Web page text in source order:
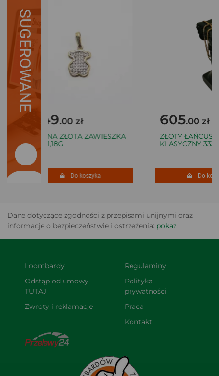
SUGEROWANE
649.00 zł
ŁADNA ZŁOTA ZAWIESZKA
585/1,18G
Do koszyka
605.00 zł
ZŁOTY
KLASYCZNY 333
Do
Dane dotyczące zgodności z przepisami unijnymi oraz
informacje o bezpieczeństwie i ostrzeżenia: pokaż
Loombardy
Odstąp od umowy
TUTAJ
Zwroty i reklamacje
Regulaminy
Polityka
prywatności
Praca
Kontakt